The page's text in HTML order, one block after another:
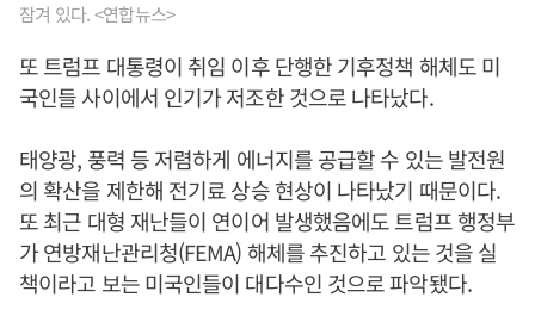
잠겨 있다. <연합뉴스>
또 트럼프 대통령이 취임 이후 단행한 기후정책 해체도 미
국인들 사이에서 인기가 저조한 것으로 나타났다.
태양광, 풍력 등 저렴하게 에너지를 공급할 수 있는 발전원
의 확산을 제한해 전기료 상승 현상이 나타났기 때문이다.
또 최근 대형 재난들이 연이어 발생했음에도 트럼프 행정부
가 연방재난관리청(FEMA) 해체를 추진하고 있는 것을 실
책이라고 보는 미국인들이 대다수인 것으로 파악됐다.